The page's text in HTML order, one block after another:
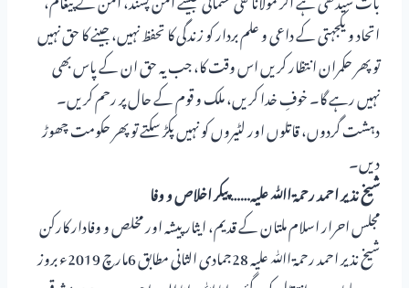
اتحاد و یکجہتی کے داعی و علم بردار کو زندگی کا تحفظ نہیں، جینے کا حق نہیں
تو پھر حکمران انتظار کریں اس وقت کا، جب یہ حق ان کے پاس بھی
نہیں رہے گا۔ خوفِ خدا کریں، ملک و قوم کے حال پر رحم کریں۔
دہشت گردوں، قاتلوں اور لٹیروں کو نہیں پکڑ سکتے تو پھر حکومت چھوڑ
دیں۔
شیخ نذیر احمد رحمۃ اﷲ علیہ…… پیکر اخلاص و وفا
مجلس احرار اسلام ملتان کے قدیم، ایثار پیشہ اور مخلص و وفادار کارکن
شیخ نذیر احمد رحمۃ اﷲ علیہ 28جمادی الثانی مطابق 6مارچ 2019ء بروز